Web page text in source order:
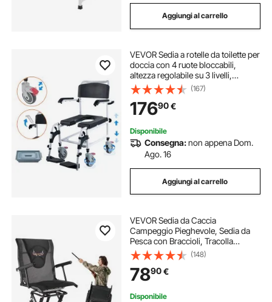
Aggiungi al carrello
VEVOR Sedia a rotelle da toilette per
doccia con 4 ruote bloccabili,
altezza regolabile su 3 livelli,
secchio rimovibile da 5 litri,
capacità di 350 libbre, sedia da
toilette per adulti anziani
(167)
17690€
Disponibile
Consegna:non appena Dom.
Ago. 16
Aggiungi al carrello
VEVOR Sedia da Caccia
Campeggio Pieghevole, Sedia da
Pesca con Braccioli, Tracolla
Regolabile Capacità di Carico 136
kg, Rotazione Silenziosa a 360°,
Picnic, Giardino, Esterno
(148)
7890€
Disponibile